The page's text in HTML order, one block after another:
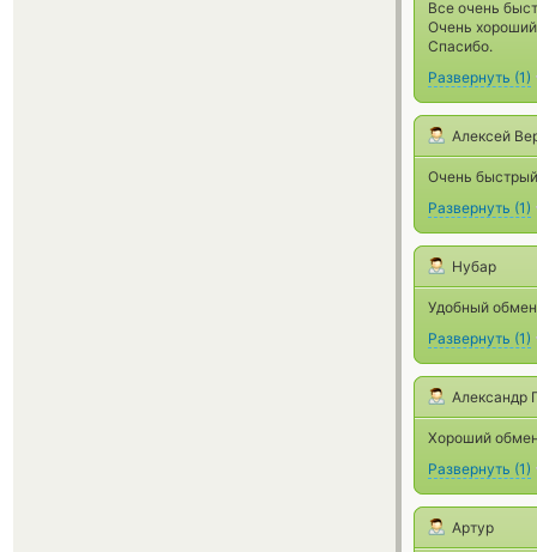
Все очень
Очень
Спасибо.
Развернуть (1)
Алексей
Очень
Развернуть (1)
Нубар
Удобный
Развернуть (1)
Александр
Хороший
Развернуть (1)
Артур